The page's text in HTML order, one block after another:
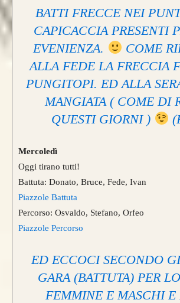
BATTI FRECCE NEI
CAPICACCIA PRESENTI
EVENIENZA.
COME
ALLA FEDE LA FRECCIA
PUNGITOPI. ED ALLA
MANGIATA ( COME DI
QUESTI GIORNI )
Mercoledì
Oggi tirano tutti!
Battuta: Donato, Bruce, Fede, Ivan
Piazzole Battuta
Percorso: Osvaldo, Stefano, Orfeo
Piazzole Percorso
ED ECCOCI SECONDO
GARA (BATTUTA) PER
FEMMINE E MASCHI E